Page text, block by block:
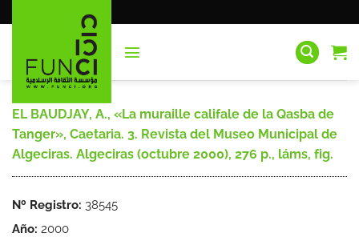
al
EL BAUDJAY, A., «La muraille califale de la Qasba de
Tanger», Caetaria. 3. Revista del Museo Municipal de
Algeciras. Algeciras (octubre 2000), 276 p., láms, fig.
Nº Registro: 38545
Año: 2000